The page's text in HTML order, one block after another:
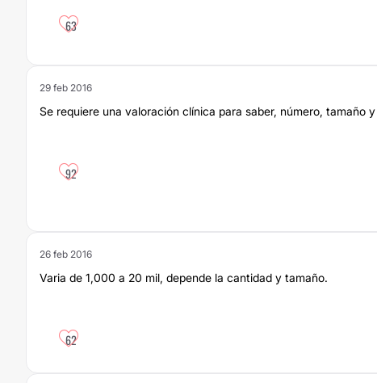
63
29 feb 2016
Se requiere una valoración clínica para saber, número, tamaño
92
26 feb 2016
Varia de 1,000 a 20 mil, depende la cantidad y tamaño.
62